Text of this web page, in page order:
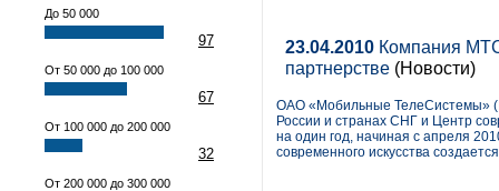
До 50 000
97
От 50 000 до 100 000
67
От 100 000 до 200 000
32
От 200 000 до 300 000
23.04.2010 Компания
партнерстве (Новости)
ОАО «Мобильные ТелеСистемы»
России и странах СНГ и Центр
на один год, начиная с апреля
современного искусства